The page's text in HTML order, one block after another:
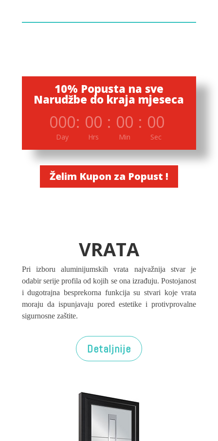
10% Popusta na sve
Narudžbe do kraja mjeseca
000
Day
: 00
Hrs
: 00
Min
: 00
Sec
Želim Kupon za Popust !
VRATA
Pri izboru aluminijumskih vrata najvažnija stvar je
odabir serije profila od kojih se ona izrađuju. Postojanost
i dugotrajna besprekorna funkcija su stvari koje vrata
moraju da ispunjavaju pored estetike i protivprovalne
sigurnosne zaštite.
Detaljnije